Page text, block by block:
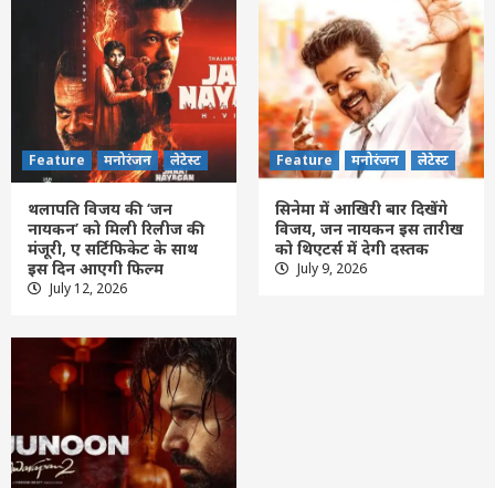
Feature मनोरंजन लेटेस्ट
थलापति विजय की ‘जन
नायकन’ को मिली रिलीज की
मंजूरी, ए सर्टिफिकेट के साथ
इस दिन आएगी फिल्म
July 12, 2026
Feature मनोरंजन लेटेस्ट
सिनेमा में आखिरी बार दिखेंगे
विजय, जन नायकन इस तारीख
को थिएटर्स में देगी दस्तक
July 9, 2026
छत्तीसगढ़
4
छत्तीसगढ़ लेटेस्ट
जिला सरगुजा में पदस्थ पुलिस निरीक्षक सी.आर.
चंद्रा के सुपुत्र अतुल चंद्रा का एनआईटी दिल्ली के
कंप्यूटर साइंस एंड इंजीनियरिंग में चयन